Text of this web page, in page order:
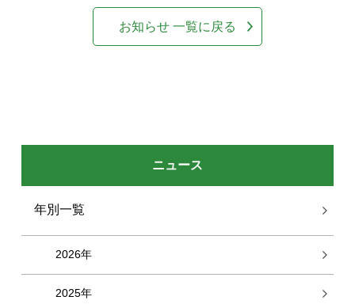
ニュース
年別一覧
2026年
2025年
お知らせ 一覧に戻る